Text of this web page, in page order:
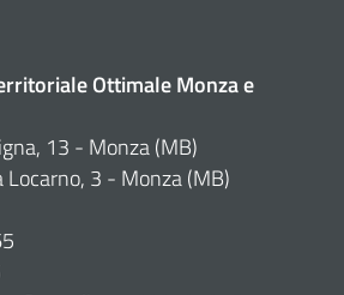
Ottimale Monza e
13 - Monza (MB)
Locarno, 3 - Monza (MB)